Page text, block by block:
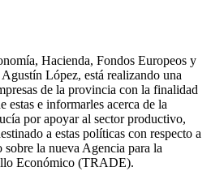
Hacienda, Fondos Europeos y
López, está realizando una
de la provincia con la finalidad
estas e informarles acerca de la
por apoyar al sector productivo,
a estas políticas con respecto a
la nueva Agencia para la
Económico (TRADE).